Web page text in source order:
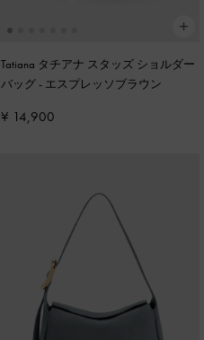
Tatiana タチアナ スタッズ ショルダー
バッグ- エスプレッソブラウン
¥ 14,900